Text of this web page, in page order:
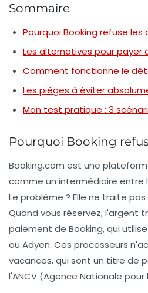
Sommaire
Pourquoi Booking refuse
Les alternatives pour
Comment fonctionne le
Les pièges à éviter
Mon test pratique : 3
Pourquoi Booking
Booking.com est une
comme un intermédiaire entre
Le problème ? Elle ne traite
Quand vous réservez, l'argent
paiement de Booking, qui
ou Adyen. Ces processeurs
vacances, qui sont un titre de
l'ANCV (Agence Nationale